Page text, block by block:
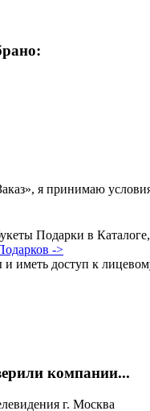
я принимаю
Подарки в
->
иметь доступ к
компании...